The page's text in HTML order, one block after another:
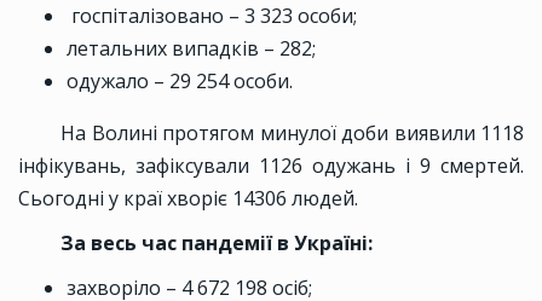
госпіталізовано – 3 323 особи;
летальних випадків – 282;
одужало – 29 254 особи.
На Волині протягом минулої доби виявили 1118
інфікувань, зафіксували 1126 одужань і 9 смертей.
Сьогодні у краї хворіє 14306 людей.
За весь час пандемії в Україні:
захворіло – 4 672 198 осіб;